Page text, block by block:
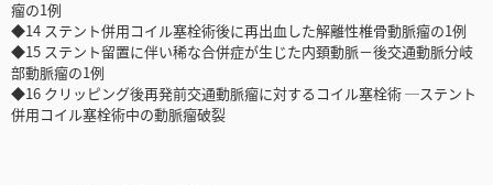
瘤の1例
◆14 ステント併用コイル塞栓術後に再出血した解離性椎骨動脈瘤の1例
◆15 ステント留置に伴い稀な合併症が生じた内頚動脈－後交通動脈分岐
部動脈瘤の1例
◆16 クリッピング後再発前交通動脈瘤に対するコイル塞栓術 ─ステント
併用コイル塞栓術中の動脈瘤破裂